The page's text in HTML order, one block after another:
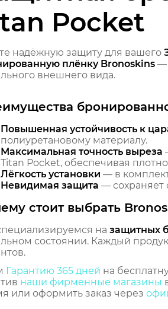
Pocket
надёжную защиту для вашего
плёнку Bronoskins —
внешнего вида.
Повышенная устойчивость к
полиуретановому материалу.
Максимальная точность выреза
Titan Pocket, обеспечивая
Лёгкость установки — в
Невидимая защита — сохраняет
стоит выбрать
на защитных
состоянии. Каждый
Гарантию 365 дней на
наши фирменные магазины
или оформить заказ через